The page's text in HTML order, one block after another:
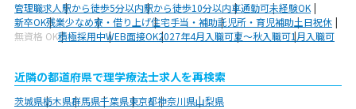
管理職求人駅から徒歩5分以内駅から徒歩10分以内車通勤可未経験OK
新卒OK残業少なめ寮・借り上げ住宅手当・補助託児所・育児補助土日祝休
無資格 OK積極採用中WEB面接OK2027年4月入職可夏～秋入職可1月入職可
近隣の都道府県で理学療法士求人を再検索
茨城県栃木県群馬県千葉県東京都神奈川県山梨県